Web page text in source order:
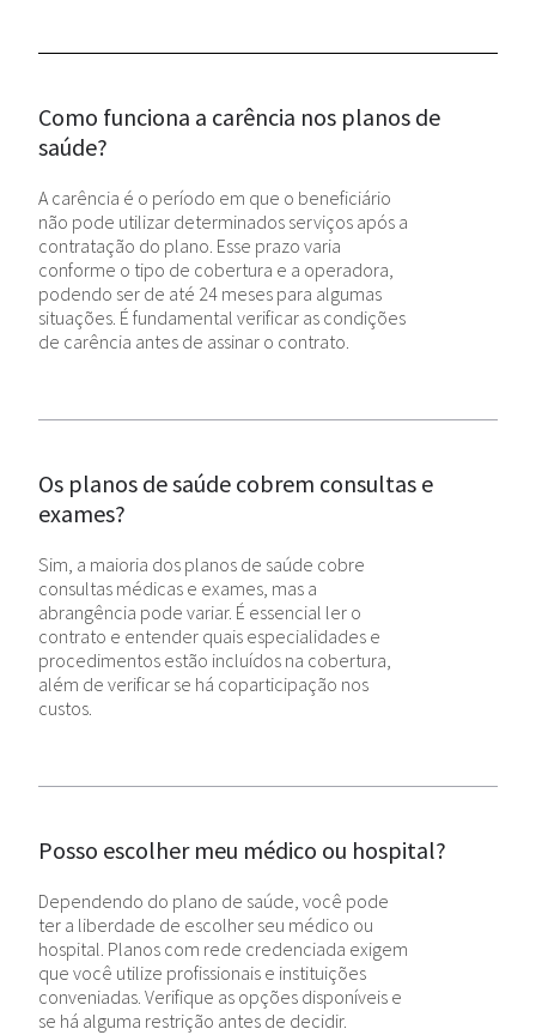
Como funciona a carência nos planos de
saúde?
A carência é o período em que o beneficiário
não pode utilizar determinados serviços após a
contratação do plano. Esse prazo varia
conforme o tipo de cobertura e a operadora,
podendo ser de até 24 meses para algumas
situações. É fundamental verificar as condições
de carência antes de assinar o contrato.
Os planos de saúde cobrem consultas e
exames?
Sim, a maioria dos planos de saúde cobre
consultas médicas e exames, mas a
abrangência pode variar. É essencial ler o
contrato e entender quais especialidades e
procedimentos estão incluídos na cobertura,
além de verificar se há coparticipação nos
custos.
Posso escolher meu médico ou hospital?
Dependendo do plano de saúde, você pode
ter a liberdade de escolher seu médico ou
hospital. Planos com rede credenciada exigem
que você utilize profissionais e instituições
conveniadas. Verifique as opções disponíveis e
se há alguma restrição antes de decidir.